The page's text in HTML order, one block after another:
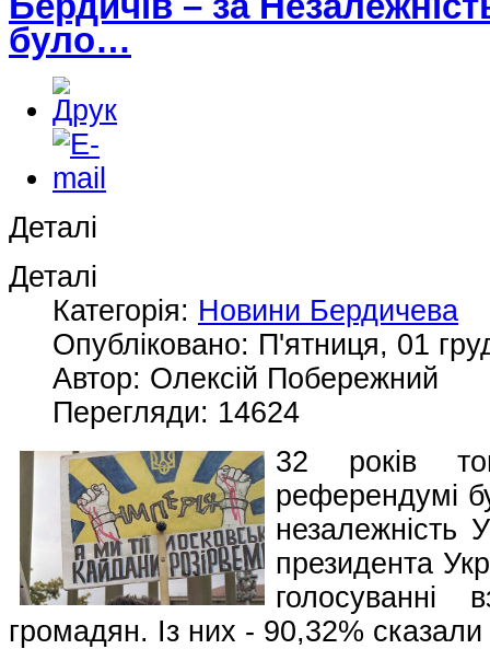
було…
Деталі
Деталі
Категорія: Новини Бердичева
Опубліковано: П'ятниця, 01
Автор: Олексій Побережний
Перегляди: 14624
32 років
референдумі
незалежність
президента
громадян. Із них - 90,32% сказали